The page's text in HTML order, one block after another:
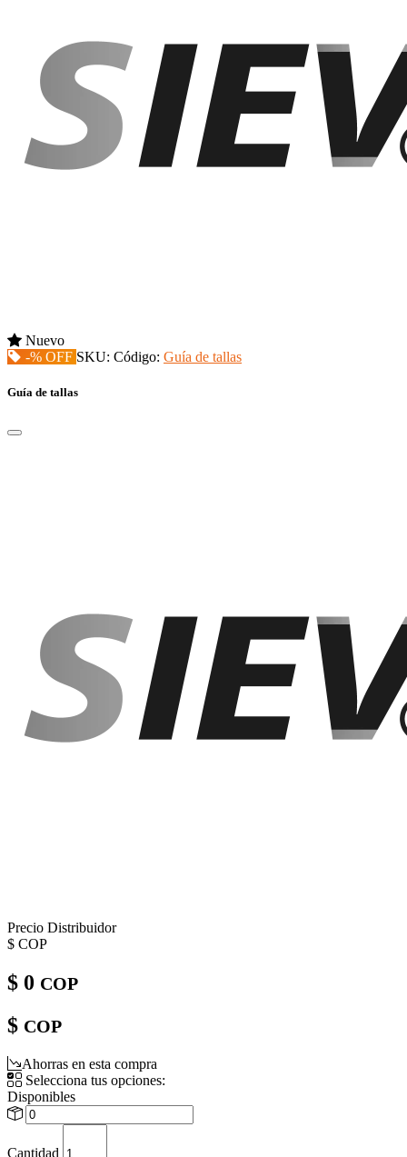
Nuevo
-% OFF SKU: Código: Guía de tallas
Guía de tallas
Precio Distribuidor
$ COP
$ 0 COP
$ COP
Ahorras en esta compra
Selecciona tus opciones:
Disponibles
Cantidad